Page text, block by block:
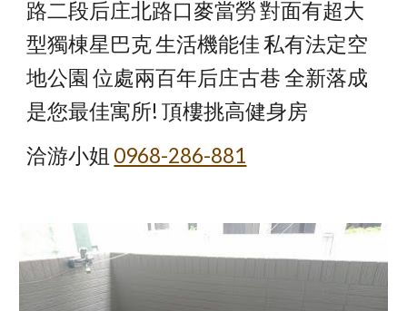
路二段后庄北路口麥當勞 對面有超大
型獨棟星巴克 生活機能佳 私有法定空
地公園 位處兩百年后庄古巷 全新落成
是您最佳寓所! 頂樓挑高健身房
洽游小姐 0968-286-881